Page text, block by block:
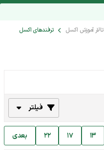
تالار آموزش اکسل ترفندهای اکسل
فیلتر
13
17
22 بعدی